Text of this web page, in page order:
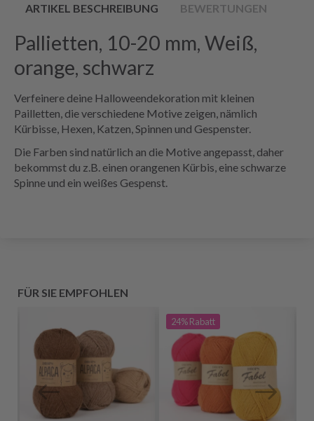
ARTIKEL BESCHREIBUNG BEWERTUNGEN
Pallietten, 10-20 mm, Weiß,
orange, schwarz
Verfeinere deine Halloweendekoration mit kleinen
Pailletten, die verschiedene Motive zeigen, nämlich
Kürbisse, Hexen, Katzen, Spinnen und Gespenster.
Die Farben sind natürlich an die Motive angepasst, daher
bekommst du z.B. einen orangenen Kürbis, eine schwarze
Spinne und ein weißes Gespenst.
FÜR SIE EMPFOHLEN
24%Rabatt